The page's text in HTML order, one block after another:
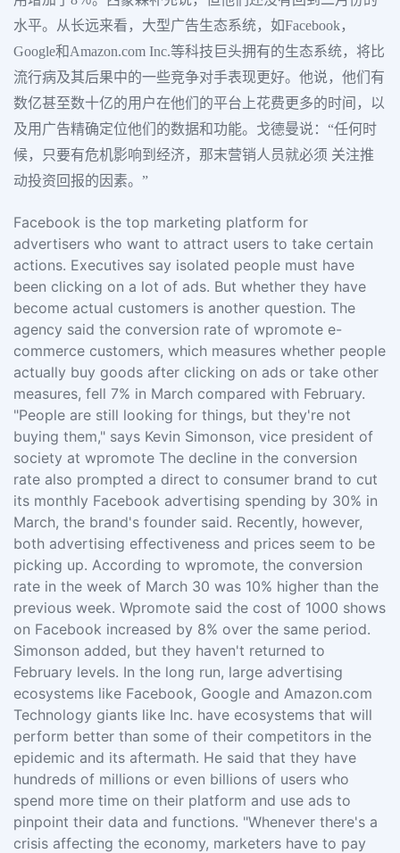
水平。从长远来看，大型广告生态系统，如Facebook，
Google和Amazon.com Inc.等科技巨头拥有的生态系统，将比
流行病及其后果中的一些竞争对手表现更好。他说，他们有
数亿甚至数十亿的用户在他们的平台上花费更多的时间，以
及用广告精确定位他们的数据和功能。戈德曼说：“任何时
候，只要有危机影响到经济，那末营销人员就必须 关注推
动投资回报的因素。”
Facebook is the top marketing platform for
advertisers who want to attract users to take certain
actions. Executives say isolated people must have
been clicking on a lot of ads. But whether they have
become actual customers is another question. The
agency said the conversion rate of wpromote e-
commerce customers, which measures whether people
actually buy goods after clicking on ads or take other
measures, fell 7% in March compared with February.
"People are still looking for things, but they're not
buying them," says Kevin Simonson, vice president of
society at wpromote The decline in the conversion
rate also prompted a direct to consumer brand to cut
its monthly Facebook advertising spending by 30% in
March, the brand's founder said. Recently, however,
both advertising effectiveness and prices seem to be
picking up. According to wpromote, the conversion
rate in the week of March 30 was 10% higher than the
previous week. Wpromote said the cost of 1000 shows
on Facebook increased by 8% over the same period.
Simonson added, but they haven't returned to
February levels. In the long run, large advertising
ecosystems like Facebook, Google and Amazon.com
Technology giants like Inc. have ecosystems that will
perform better than some of their competitors in the
epidemic and its aftermath. He said that they have
hundreds of millions or even billions of users who
spend more time on their platform and use ads to
pinpoint their data and functions. "Whenever there's a
crisis affecting the economy, marketers have to pay